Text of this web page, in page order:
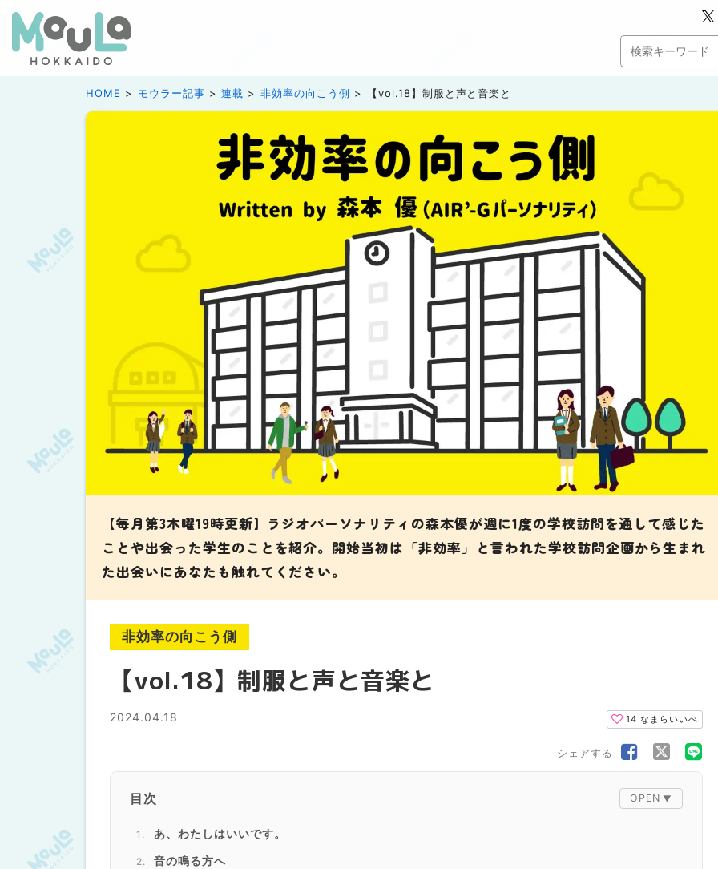
HOME モウラー記事 連載 非効率の向こう側 【vol.18】制服と声と音楽と
【毎月第3木曜19時更新】ラジオパーソナリティの森本優が週に1度の学校訪問を通して感じた
ことや出会った学生のことを紹介。開始当初は「非効率」と言われた学校訪問企画から生まれ
た出会いにあなたも触れてください。
非効率の向こう側
【vol.18】制服と声と音楽と
2024.04.18 14 なまらいいべ
シェアする
目次
あ、わたしはいいです。
音の鳴る方へ